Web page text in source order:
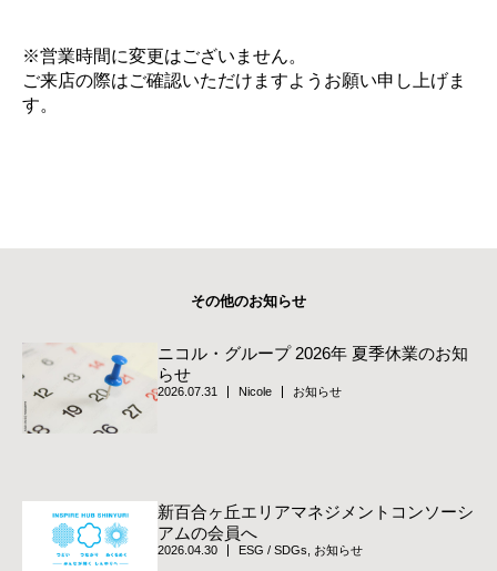
※営業時間に変更はございません。
ご来店の際はご確認いただけますようお願い申し上げま
す。
その他のお知らせ
ニコル・グループ 2026年 夏季休業のお知
らせ
2026.07.31 Nicole お知らせ
新百合ヶ丘エリアマネジメントコンソーシ
アムの会員へ
2026.04.30 ESG / SDGs お知らせ